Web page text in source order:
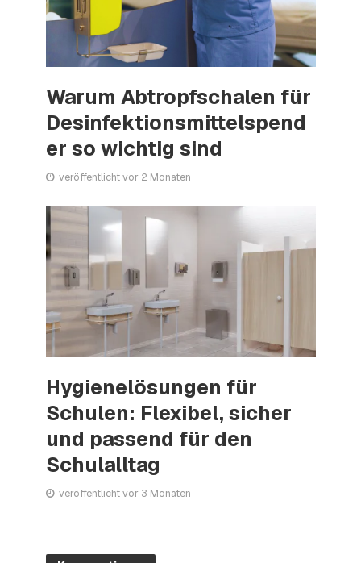
Warum Abtropfschalen für
Desinfektionsmittelspend
er so wichtig sind
veröffentlicht vor 2 Monaten
Hygienelösungen für
Schulen: Flexibel, sicher
und passend für den
Schulalltag
veröffentlicht vor 3 Monaten